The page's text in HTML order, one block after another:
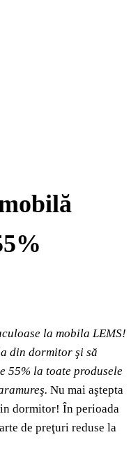
la mobila LEMS!
din dormitor şi să
55% la toate produsele
Nu mai aştepta
dormitor! În perioada
de preţuri reduse la